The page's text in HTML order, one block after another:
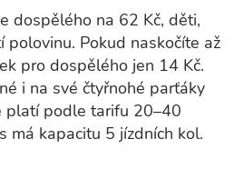
dospělého na 62 Kč, děti,
Pokud naskočíte až
pro dospělého jen 14 Kč.
i na své čtyřnohé parťáky
platí podle tarifu 20–40
má kapacitu 5 jízdních kol.